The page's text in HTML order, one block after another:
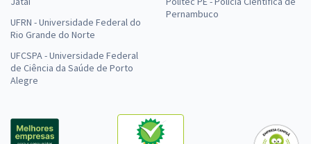
UFRN - Universidade Federal do
Rio Grande do Norte
UFCSPA - Universidade Federal
de Ciência da Saúde de Porto
Alegre
Pernambuco